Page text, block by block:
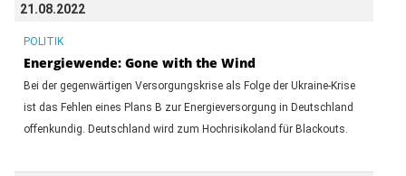
21.08.2022
POLITIK
Energiewende: Gone with the Wind
Bei der gegenwärtigen Versorgungskrise als Folge der Ukraine-Krise
ist das Fehlen eines Plans B zur Energieversorgung in Deutschland
offenkundig. Deutschland wird zum Hochrisikoland für Blackouts.